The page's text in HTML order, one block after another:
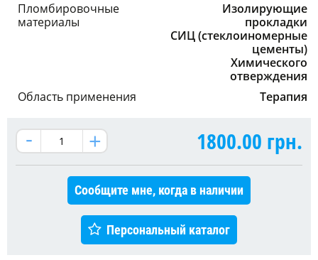
Пломбировочные
материалы
Изолирующие
прокладки
СИЦ (стеклоиномерные
цементы)
Химического
отверждения
Область применения
Терапия
1800.00 грн.
Сообщите мне, когда в наличии
Персональный каталог